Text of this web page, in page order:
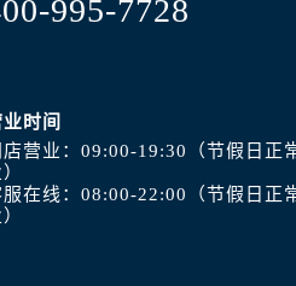
池区长江路浪琴售后服务中心（需
山区淮海路浪琴售后服务中心（需
庵区国庆中路浪琴售后服务中心
溪区黄山西路浪琴售后服务中心（
安区解放中路浪琴售后服务中心（
995-7728
时间
店营业：09:00-19:30（节假日正
服在线：08:00-22:00（节假日正